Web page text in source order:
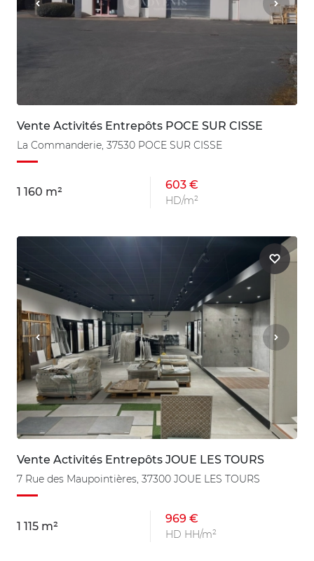
Vente Activités Entrepôts POCE SUR CISSE
La Commanderie, 37530 POCE SUR CISSE
1 160 m²
603 €
HD/m²
Vente Activités Entrepôts JOUE LES TOURS
7 Rue des Maupointières, 37300 JOUE LES TOURS
1 115 m²
969 €
HD HH/m²